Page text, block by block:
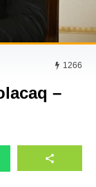
1266
–